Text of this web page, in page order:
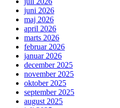
juni 2026
maj 2026
april 2026
marts 2026
februar 2026
januar 2026
december 2025
november 2025
oktober 2025
september 2025
august 2025